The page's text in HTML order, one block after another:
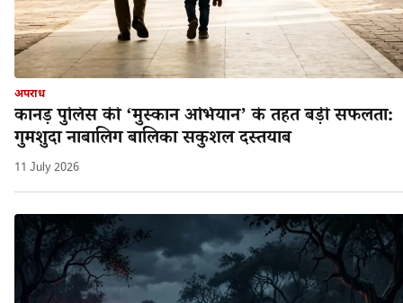
अपराध
कानड़ पुलिस की ‘मुस्कान अभियान’ के तहत बड़ी सफलता:
गुमशुदा नाबालिग बालिका सकुशल दस्तयाब
11 July 2026